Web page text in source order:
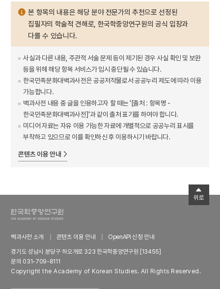
본 항목의 내용은 해당 분야 전문가의 추천으로 선정된
집필자의 학술적 견해로, 한국학중앙연구원의 공식 입장과
다를 수 있습니다.
사실과 다른 내용, 주관적 서술 문제 등이 제기된 경우 사실 확인 및 보완
등을 위해 해당 항목 서비스가 임시 중단될 수 있습니다.
한국민족문화대백과사전은 공공저작물로서 공공누리 제도에 따라 이용
가능합니다.
백과사전 내용 중 글을 인용하고자 할 때는 '[출처 : 항목명 -
한국민족문화대백과사전]'과 같이 출처 표기를 하여야 합니다.
미디어 자료는 자유 이용 가능한 자료에 개별적으로 공공누리 표시를
부착하고 있으므로 이를 확인하신 후 이용하시기 바랍니다.
콘텐츠 이용 안내
백과사전 소개 콘텐츠 이용 안내
OpenAPI 신청 안내
경기도 성남시 분당구 하오개로 323 한국학중앙연구원 [13455]
문의 031-709-8111
Copyright the Academy of Korean Studies. All Rights Reserved.
위로